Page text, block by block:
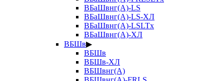
ВБаШвнг(А)-LS
ВБаШвнг(А)-LS-ХЛ
ВБаШвнг(А)-LSLTx
ВБаШвнг(А)-ХЛ
ВБШв▶
ВБШв
ВБШв-ХЛ
ВБШвнг(А)